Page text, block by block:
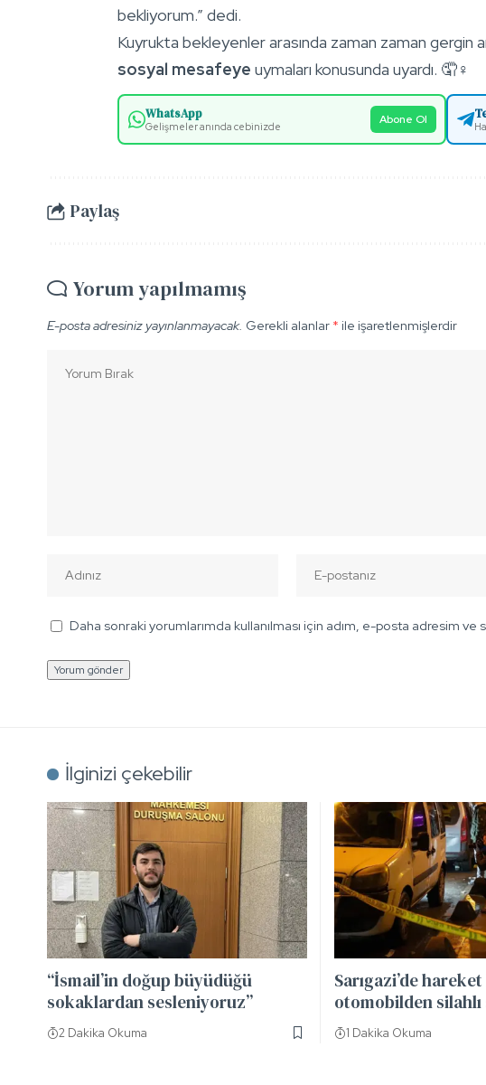
bekliyorum.” dedi.
Kuyrukta bekleyenler arasında zaman zaman gergin
sosyal mesafeye uymaları konusunda uyardı. 🤦♀️
WhatsApp
Gelişmeler anında cebinizde Abone Ol
Paylaş
Yorum yapılmamış
E-posta adresiniz yayınlanmayacak. Gerekli alanlar * ile işaretlenmişlerdir
Daha sonraki yorumlarımda kullanılması için adım, e-posta adresim ve
İlginizi çekebilir
“İsmail’in doğup büyüdüğü
sokaklardan sesleniyoruz”
2 Dakika Okuma
Sarıgazi’de
otomobilden silahlı
1 Dakika Okuma